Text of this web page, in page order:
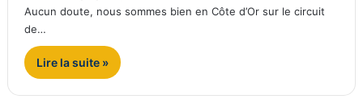
Aucun doute, nous sommes bien en Côte d’Or sur le circuit
de…
Lire la suite »